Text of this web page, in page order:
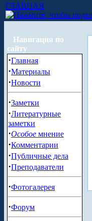
ГЛАВНАЯ
Навигация по
сайту
·Главная
·Материалы
·Новости
·Заметки
·Литературные
заметки
·Особое мнение
·Комментарии
·Публичные дела
·Преподаватели
·Фотогалерея
·Форум